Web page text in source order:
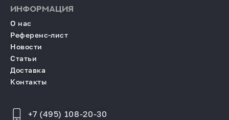
ИНФОРМАЦИЯ
О нас
Референс-лист
Новости
Статьи
Доставка
Контакты
+7 (495) 108-20-30